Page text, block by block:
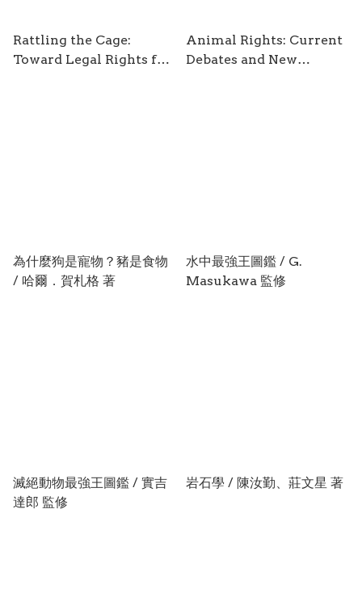
Rattling the Cage:
Toward Legal Rights for
Animal Rights: Current
Debates and New
為什麼狗是寵物？豬是食物
/ 哈爾．賀札格 著
水中最強王圖鑑 / G.
Masukawa 監修
滅絕動物最強王圖鑑 / 實吉
達郎 監修
岩石學 / 陳汝勤、莊文星 著